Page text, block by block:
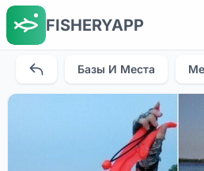
FISHERYAPP
Базы И Места